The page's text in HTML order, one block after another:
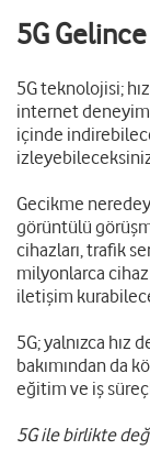
5G
5G teknolojisi;
internet
içinde
Gecikme
görüntülü
cihazları, trafik
milyonlarca
iletişim
5G; yalnızca hız
bakımından da
eğitim ve iş
5G ile birlikte